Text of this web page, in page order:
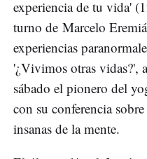
experiencia de tu vida'
turno de Marcelo
experiencias
'¿Vivimos otras vidas?',
sábado el pionero del
con su conferencia
insanas de la mente.